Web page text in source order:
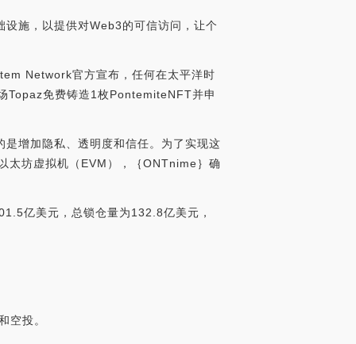
施，以提供对Web3的可信访问，让个
Network官方宣布，任何在太平洋时
Topaz免费铸造1枚PontemiteNFT并申
增加隐私、透明度和信任。为了实现这
太坊虚拟机（EVM），｛ONTnime｝确
亿美元，总锁仓量为132.8亿美元，
空投。